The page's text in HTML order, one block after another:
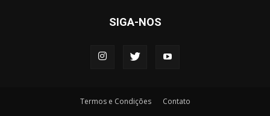
SIGA-NOS
Termos e Condições Contato